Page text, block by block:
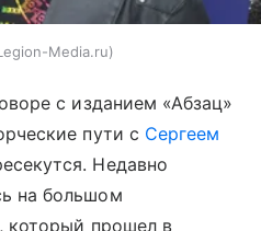
Media.ru
с изданием «Абзац»
пути с Сергеем
Недавно
на большом
который прошел в